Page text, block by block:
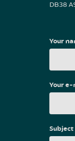
DB38
Your
Your
Subject